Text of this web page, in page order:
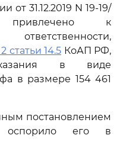
от 31.12.2019 N 19-19/
к
статьи 14.5 КоАП РФ,
в виде
в размере 154 461
постановлением
оспорило его в